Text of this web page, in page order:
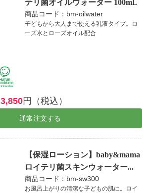
テリ菌オイルウォーター 100mL
商品コード：bm-oilwater
子どもから大人まで使える乳液タイプ。ロ
ーズ水とローズオイル配合
3,850円（税込）
通常注文する
【保湿ローション】baby&mama
ロイテリ菌スキンウォーター...
商品コード：bm-sw300
お風呂上がりの清潔な子どもの肌に。ロイ